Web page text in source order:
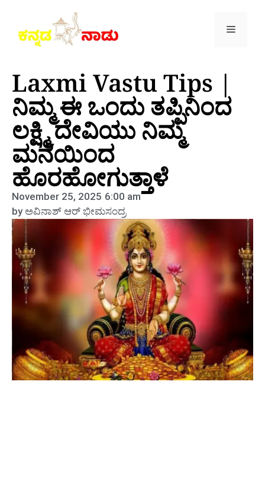
Laxmi Vastu Tips |
ನಿಮ್ಮ ಈ ಒಂದು ತಪ್ಪಿನಿಂದ
ಲಕ್ಷ್ಮಿ ದೇವಿಯು ನಿಮ್ಮ
ಮನೆಯಿಂದ
ಹೊರಹೋಗುತ್ತಾಳೆ
November 25, 2025 6:00 am
byಅವಿನಾಶ್‌ ಆರ್‌ ಭೀಮಸಂದ್ರ